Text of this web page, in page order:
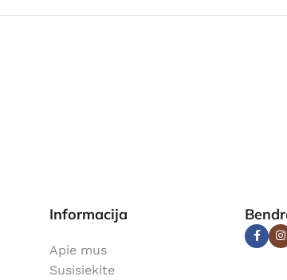
Informacija
Apie mus
Susisiekite